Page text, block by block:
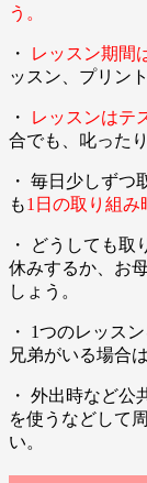
う。
・ レッスン期間
ッスン、プリン
・ レッスンはテ
合でも、叱った
・ 毎日少しず
も1日の取り組み
・ どうしても
休みするか、お
しょう。
・ 1つのレッス
兄弟がいる場合
・ 外出時など
を使うなどして
い。